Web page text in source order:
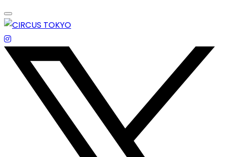
Skip
to
content
エンターテイメントスペース